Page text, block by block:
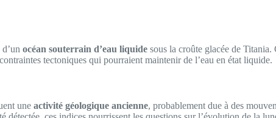
océan souterrain d’eau liquide sous la croûte glacée de Titania.
tectoniques qui pourraient maintenir de l’eau en état liquide.
une activité géologique ancienne, probablement due à des